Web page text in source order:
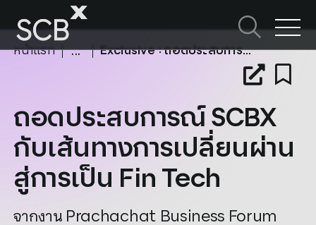
to
content
ค้นหาใน SCBX
Search
หัวข้อในหน้านี้
หน้าแรก Exclusive : ถอดประสบการณ์ SCBX กับเส้นทางการเปลี่ยนผ่านสู่การเป็น Fin Tech
ถอดประสบการณ์ SCBX
กับเส้นทางการเปลี่ยนผ่าน
สู่การเป็น Fin Tech
จากงาน Prachachat Business Forum